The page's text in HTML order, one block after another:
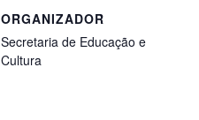
ORGANIZADOR
Secretaria de Educação e
Cultura